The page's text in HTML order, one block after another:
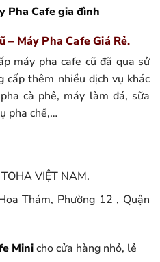
Pha Cafe gia đình
– Máy Pha Cafe Giá Rẻ.
máy pha cafe cũ đã qua sử
cấp thêm nhiều dịch vụ khác
cà phê, máy làm đá, sữa
pha chế,…
VIỆT NAM.
Thám, Phường 12 , Quận
Minicho cửa hàng nhỏ, lẻ